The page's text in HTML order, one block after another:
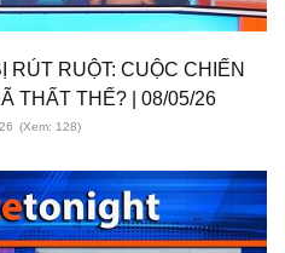
RÚT RUỘT: CUỘC CHIẾN
THẤT THẾ? | 08/05/26
(Xem: 128)